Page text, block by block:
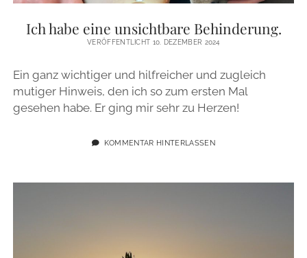
instagram
email
Ich habe eine unsichtbare Behinderung.
VERÖFFENTLICHT 10. DEZEMBER 2024
Ein ganz wichtiger und hilfreicher und zugleich
mutiger Hinweis, den ich so zum ersten Mal
gesehen habe. Er ging mir sehr zu Herzen!
KOMMENTAR HINTERLASSEN